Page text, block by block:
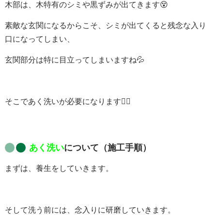
木部は、木特有のシミや黒ずみが出てきます😵
素敵な玄関になるからこそ、シミが出てくると残念な入り
口になってしまい、
玄関部分は特に目立ってしまいますね💦
そこであく洗いが必要になります💁‍♀️
あく洗いについて（施工手順）
まずは、養生をしていきます。
そして洗う前には、念入りに研磨していきます。